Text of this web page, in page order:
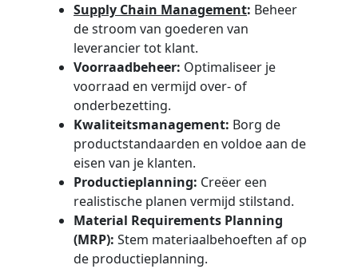
Supply Chain Management: Beheer
de stroom van goederen van
leverancier tot klant.
Voorraadbeheer: Optimaliseer je
voorraad en vermijd over- of
onderbezetting.
Kwaliteitsmanagement: Borg de
productstandaarden en voldoe aan de
eisen van je klanten.
Productieplanning: Creëer een
realistische planen vermijd stilstand.
Material Requirements Planning
(MRP): Stem materiaalbehoeften af op
de productieplanning.